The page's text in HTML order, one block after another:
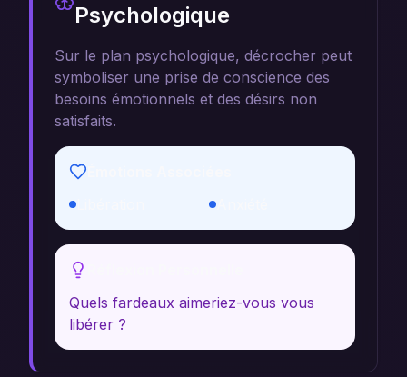
Psychologique
Sur le plan psychologique, décrocher peut
symboliser une prise de conscience des
besoins émotionnels et des désirs non
satisfaits.
Anxiété
Quels fardeaux aimeriez-vous vous
libérer ?